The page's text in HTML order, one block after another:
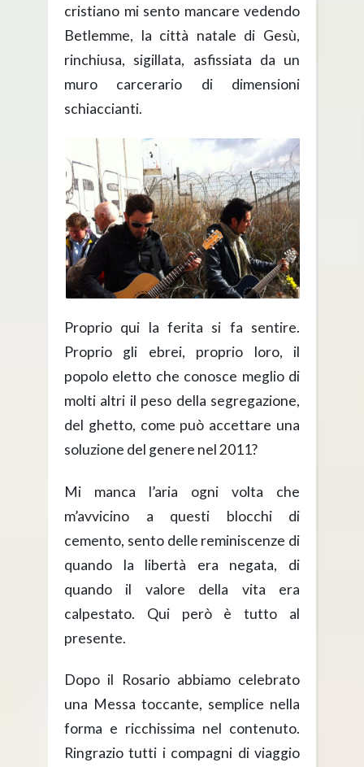
cristiano mi sento mancare vedendo
Betlemme, la città natale di Gesù,
rinchiusa, sigillata, asfissiata da un
muro carcerario di dimensioni
schiaccianti.
Proprio qui la ferita si fa sentire.
Proprio gli ebrei, proprio loro, il
popolo eletto che conosce meglio di
molti altri il peso della segregazione,
del ghetto, come può accettare una
soluzione del genere nel 2011?
Mi manca l’aria ogni volta che
m’avvicino a questi blocchi di
cemento, sento delle reminiscenze di
quando la libertà era negata, di
quando il valore della vita era
calpestato. Qui però è tutto al
presente.
Dopo il Rosario abbiamo celebrato
una Messa toccante, semplice nella
forma e ricchissima nel contenuto.
Ringrazio tutti i compagni di viaggio